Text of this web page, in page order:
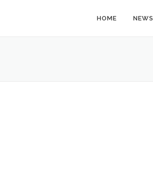
HOME NEWS